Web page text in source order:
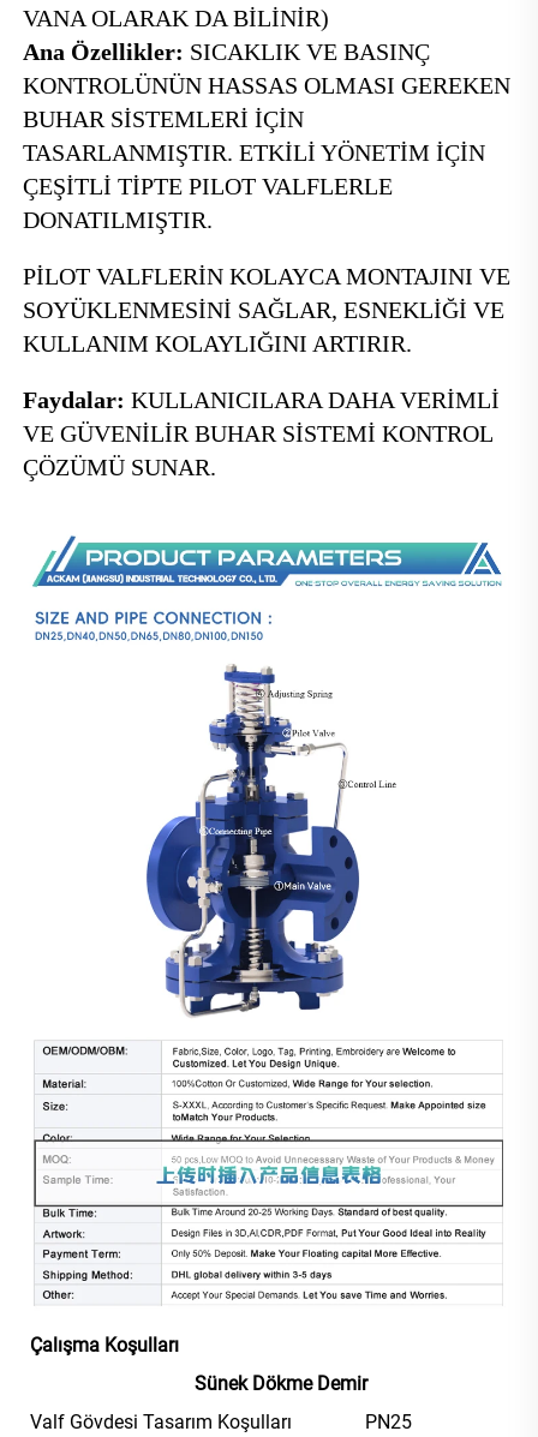
VANA OLARAK DA BİLİNİR)
Ana Özellikler: SICAKLIK VE BASINÇ
KONTROLÜNÜN HASSAS OLMASI GEREKEN
BUHAR SİSTEMLERİ İÇİN
TASARLANMIŞTIR. ETKİLİ YÖNETİM İÇİN
ÇEŞİTLİ TİPTE PILOT VALFLERLE
DONATILMIŞTIR.
PİLOT VALFLERİN KOLAYCA MONTAJINI VE
SOYÜKLENMESİNİ SAĞLAR, ESNEKLİĞİ VE
KULLANIM KOLAYLIĞINI ARTIRIR.
Faydalar: KULLANICILARA DAHA VERİMLİ
VE GÜVENİLİR BUHAR SİSTEMİ KONTROL
ÇÖZÜMÜ SUNAR.
Çalışma Koşulları
Sünek Dökme Demir
Valf Gövdesi Tasarım Koşulları
PN25